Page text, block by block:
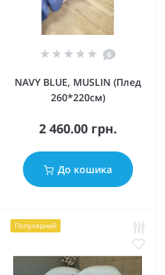
0
NAVY BLUE, MUSLIN (Плед
260*220см)
2 460.00 грн.
До кошика
Популярний